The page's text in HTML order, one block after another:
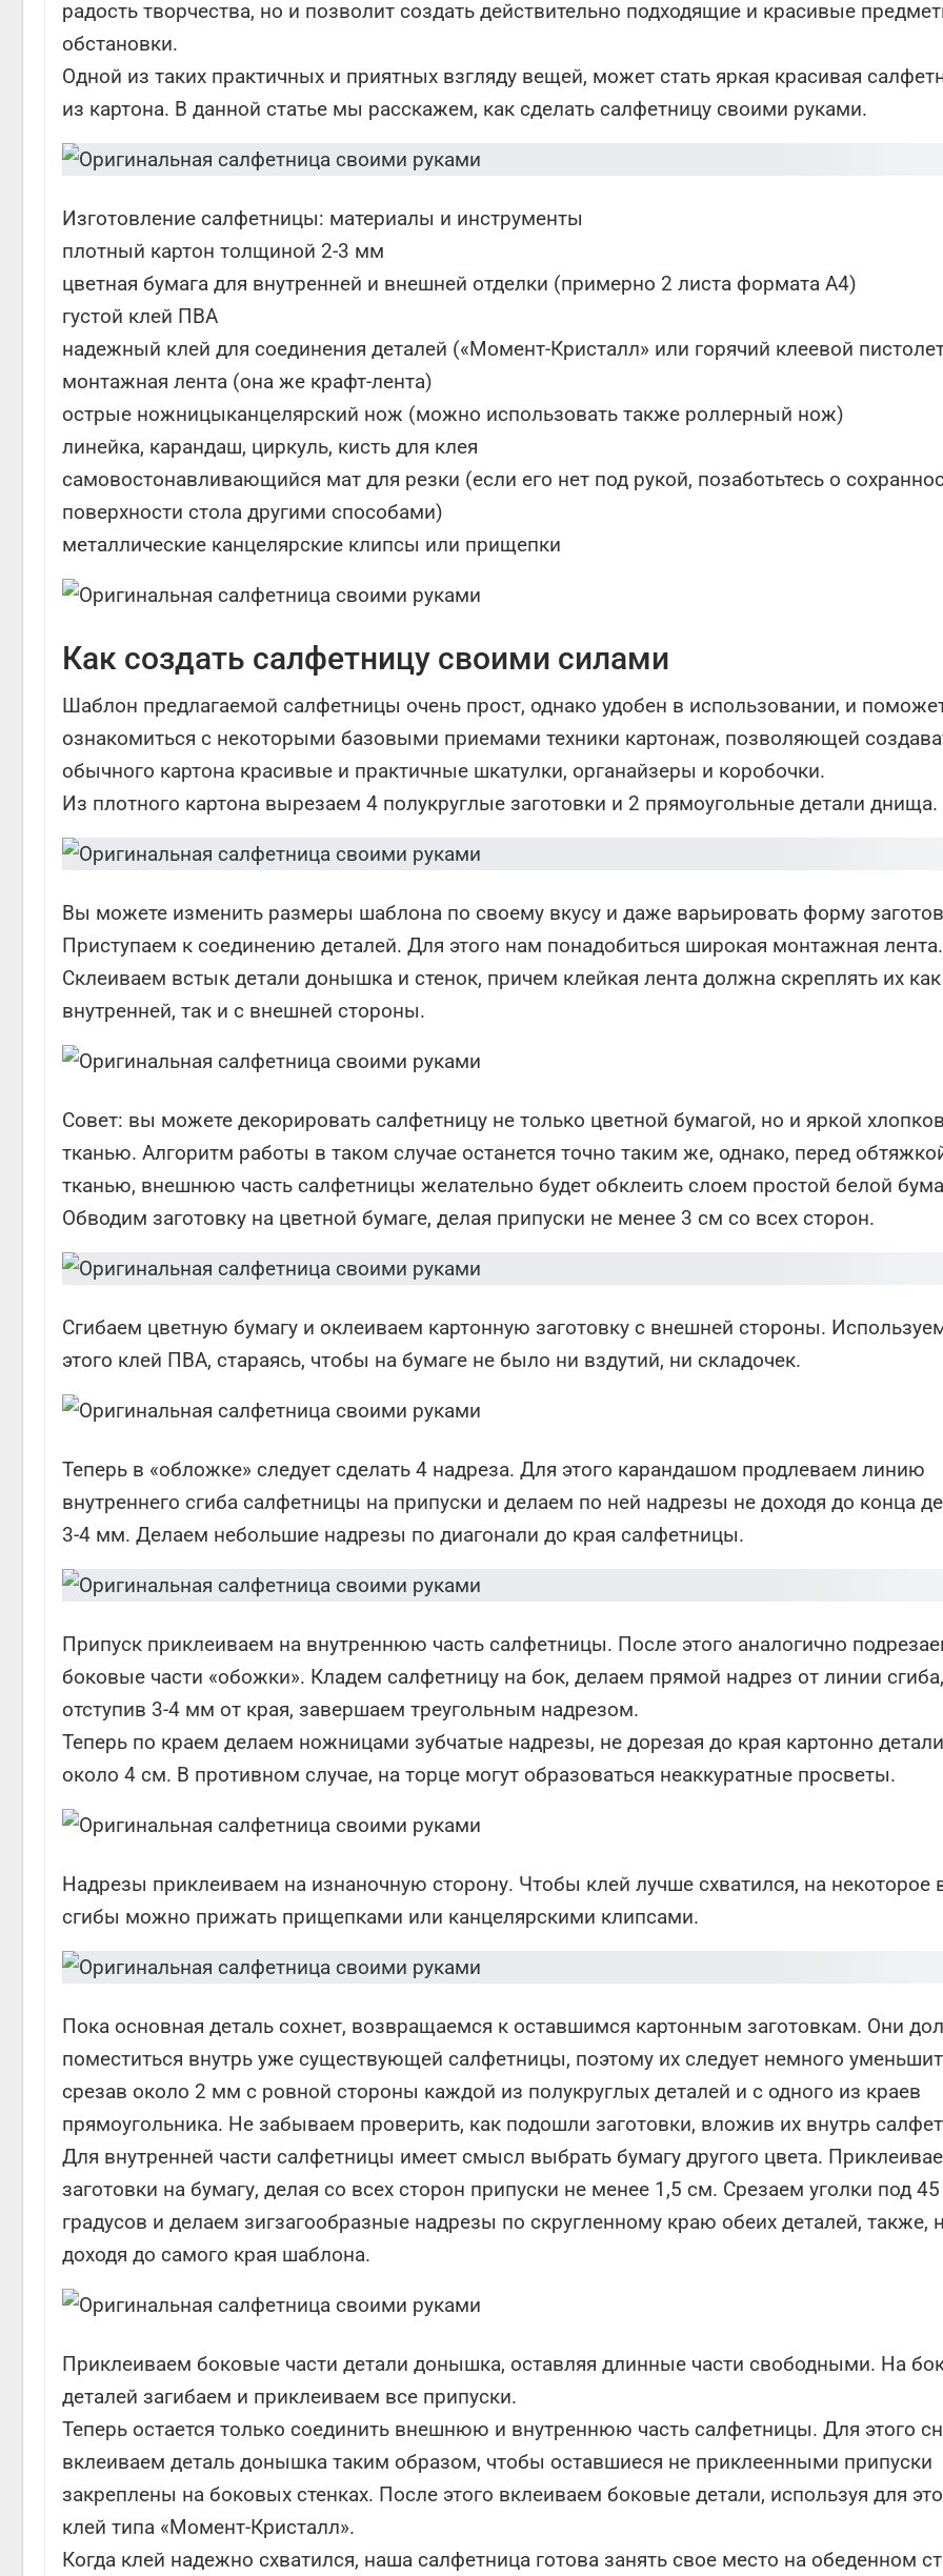
радость творчества, но и позволит создать действительно подходящие и красивые
обстановки.
Одной из таких практичных и приятных взгляду вещей, может стать яркая красивая
из картона. В данной статье мы расскажем, как сделать салфетницу своими руками.
Изготовление салфетницы: материалы и инструменты
плотный картон толщиной 2-3 мм
цветная бумага для внутренней и внешней отделки (примерно 2 листа формата А4)
густой клей ПВА
надежный клей для соединения деталей («Момент-Кристалл» или горячий клеевой
монтажная лента (она же крафт-лента)
острые ножницыканцелярский нож (можно использовать также роллерный нож)
линейка, карандаш, циркуль, кисть для клея
самовостонавливающийся мат для резки (если его нет под рукой, позаботьтесь о
поверхности стола другими способами)
металлические канцелярские клипсы или прищепки
Как создать салфетницу своими силами
Шаблон предлагаемой салфетницы очень прост, однако удобен в использовании, и
ознакомиться с некоторыми базовыми приемами техники картонаж, позволяющей
обычного картона красивые и практичные шкатулки, органайзеры и коробочки.
Из плотного картона вырезаем 4 полукруглые заготовки и 2 прямоугольные детали днища.
Вы можете изменить размеры шаблона по своему вкусу и даже варьировать форму
Приступаем к соединению деталей. Для этого нам понадобиться широкая монтажная лента.
Склеиваем встык детали донышка и стенок, причем клейкая лента должна скреплять их
внутренней, так и с внешней стороны.
Совет: вы можете декорировать салфетницу не только цветной бумагой, но и яркой
тканью. Алгоритм работы в таком случае останется точно таким же, однако, перед
тканью, внешнюю часть салфетницы желательно будет обклеить слоем простой белой
Обводим заготовку на цветной бумаге, делая припуски не менее 3 см со всех сторон.
Сгибаем цветную бумагу и оклеиваем картонную заготовку с внешней стороны.
этого клей ПВА, стараясь, чтобы на бумаге не было ни вздутий, ни складочек.
Теперь в «обложке» следует сделать 4 надреза. Для этого карандашом продлеваем линию
внутреннего сгиба салфетницы на припуски и делаем по ней надрезы не доходя до конца
3-4 мм. Делаем небольшие надрезы по диагонали до края салфетницы.
Припуск приклеиваем на внутреннюю часть салфетницы. После этого аналогично
боковые части «обожки». Кладем салфетницу на бок, делаем прямой надрез от линии
отступив 3-4 мм от края, завершаем треугольным надрезом.
Теперь по краем делаем ножницами зубчатые надрезы, не дорезая до края картонно детали
около 4 см. В противном случае, на торце могут образоваться неаккуратные просветы.
Надрезы приклеиваем на изнаночную сторону. Чтобы клей лучше схватился, на некоторое
сгибы можно прижать прищепками или канцелярскими клипсами.
Пока основная деталь сохнет, возвращаемся к оставшимся картонным заготовкам. Они
поместиться внутрь уже существующей салфетницы, поэтому их следует немного
срезав около 2 мм с ровной стороны каждой из полукруглых деталей и с одного из краев
прямоугольника. Не забываем проверить, как подошли заготовки, вложив их внутрь
Для внутренней части салфетницы имеет смысл выбрать бумагу другого цвета.
заготовки на бумагу, делая со всех сторон припуски не менее 1,5 см. Срезаем уголки под 45
градусов и делаем зигзагообразные надрезы по скругленному краю обеих деталей, также,
доходя до самого края шаблона.
Приклеиваем боковые части детали донышка, оставляя длинные части свободными. На
деталей загибаем и приклеиваем все припуски.
Теперь остается только соединить внешнюю и внутреннюю часть салфетницы. Для этого
вклеиваем деталь донышка таким образом, чтобы оставшиеся не приклеенными припуски
закреплены на боковых стенках. После этого вклеиваем боковые детали, используя для
клей типа «Момент-Кристалл».
Когда клей надежно схватился, наша салфетница готова занять свое место на обеденном